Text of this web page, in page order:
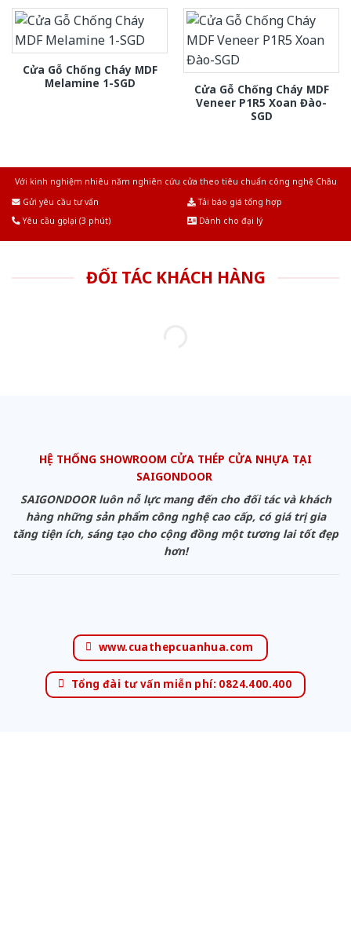
Cửa Gỗ Chống Cháy MDF
Melamine 1-SGD
Cửa Gỗ Chống Cháy MDF
Veneer P1R5 Xoan Đào-
SGD
Với kinh nghiệm nhiêu năm nghiên cứu cửa theo tiêu chuẩn công nghệ Châu
Gửi yêu cầu tư vấn
Tải báo giá tổng hợp
Yêu cầu gọi lại (3 phút)
Dành cho đại lý
ĐỐI TÁC KHÁCH HÀNG
HỆ THỐNG SHOWROOM CỬA THÉP CỬA NHỰA TẠI
SAIGONDOOR
SAIGONDOOR luôn nỗ lực mang đến cho đối tác và khách
hàng những sản phẩm công nghệ cao cấp, có giá trị gia
tăng tiện ích, sáng tạo cho cộng đồng một tương lai tốt đẹp
hơn!
www.cuathepcuanhua.com
Tổng đài tư vấn miễn phí: 0824.400.400